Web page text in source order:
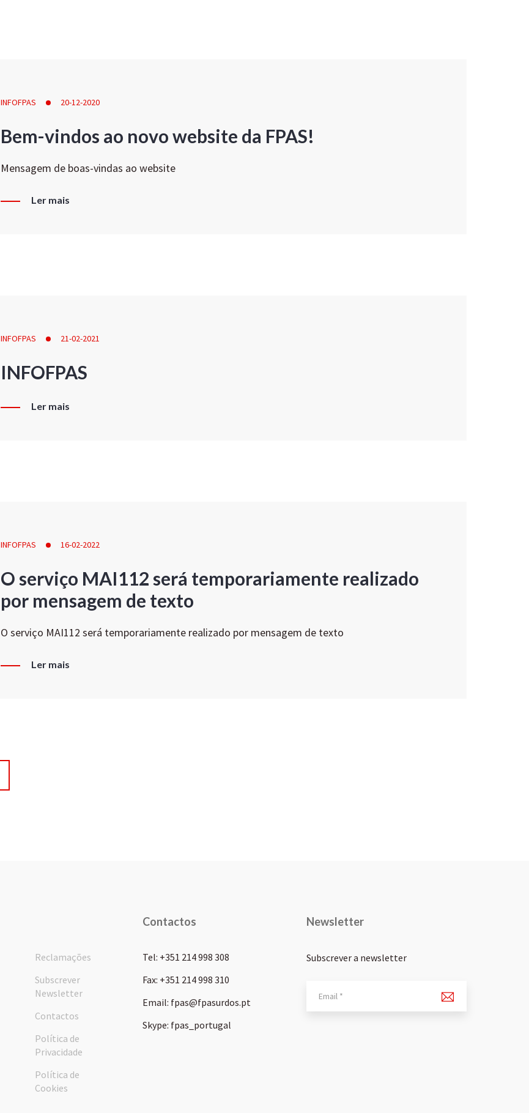
INFOFPAS 20-12-2020
Bem-vindos ao novo website da FPAS!
Mensagem de boas-vindas ao website
Ler mais
INFOFPAS 21-02-2021
INFOFPAS
Ler mais
INFOFPAS 16-02-2022
O serviço MAI112 será temporariamente realizado
por mensagem de texto
O serviço MAI112 será temporariamente realizado por mensagem de texto
Ler mais
Reclamações
Subscrever
Newsletter
Contactos
Política de
Privacidade
Política de
Cookies
Contactos
Tel: +351 214 998 308
Fax: +351 214 998 310
Email: fpas@fpasurdos.pt
Skype: fpas_portugal
Newsletter
Subscrever a newsletter